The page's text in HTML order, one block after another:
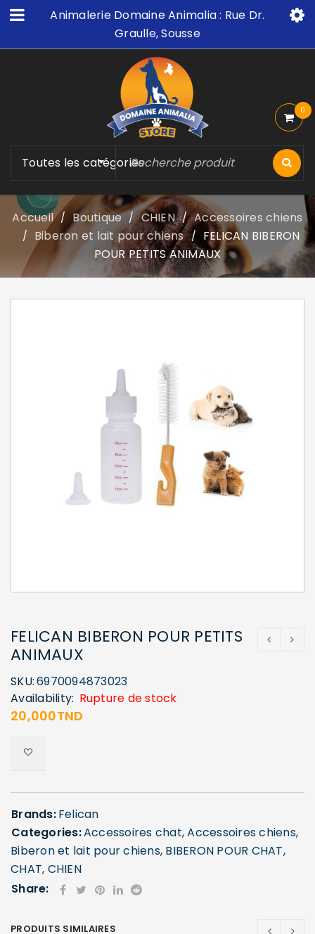
Animalerie Domaine Animalia : Rue Dr.
Graulle, Sousse
Toutes les catégories
0
Accueil / Boutique / CHIEN / Accessoires chiens
/ Biberon et lait pour chiens / FELICAN BIBERON
POUR PETITS ANIMAUX
FELICAN BIBERON POUR PETITS
ANIMAUX
SKU:6970094873023
Availability: Rupture de stock
20,000TND
Brands:Felican
Categories:Accessoires chat,Accessoires chiens,
Biberon et lait pour chiens, BIBERON POUR CHAT,
CHAT, CHIEN
Share:
PRODUITS SIMILAIRES